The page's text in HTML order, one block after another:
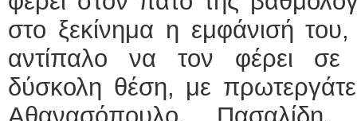
στο ξεκίνημα η εμφάνισή του,
αντίπαλο να τον φέρει σε
δύσκολη θέση, με